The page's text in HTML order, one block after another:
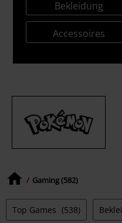
Bekleidung
Accessoires
Gaming (582)
Top Games (538)